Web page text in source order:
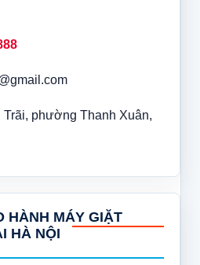
Trãi, phường Thanh Xuân,
HÀNH MÁY GIẶT
HÀ NỘI